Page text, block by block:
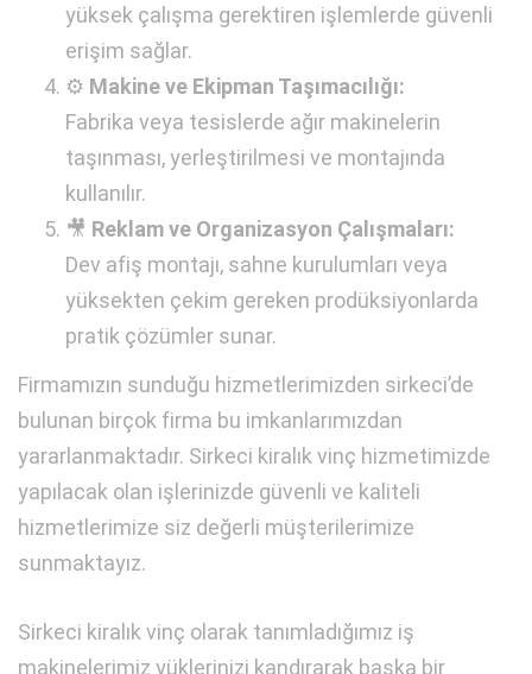
yüksek çalışma gerektiren işlemlerde güvenli
erişim sağlar.
⚙️ Makine ve Ekipman Taşımacılığı:
Fabrika veya tesislerde ağır makinelerin
taşınması, yerleştirilmesi ve montajında
kullanılır.
🎥 Reklam ve Organizasyon Çalışmaları:
Dev afiş montajı, sahne kurulumları veya
yüksekten çekim gereken prodüksiyonlarda
pratik çözümler sunar.
Firmamızın sunduğu hizmetlerimizden sirkeci’de
bulunan birçok firma bu imkanlarımızdan
yararlanmaktadır. Sirkeci kiralık vinç hizmetimizde
yapılacak olan işlerinizde güvenli ve kaliteli
hizmetlerimize siz değerli müşterilerimize
sunmaktayız.
Sirkeci kiralık vinç olarak tanımladığımız iş
makinelerimiz yüklerinizi kandırarak başka bir